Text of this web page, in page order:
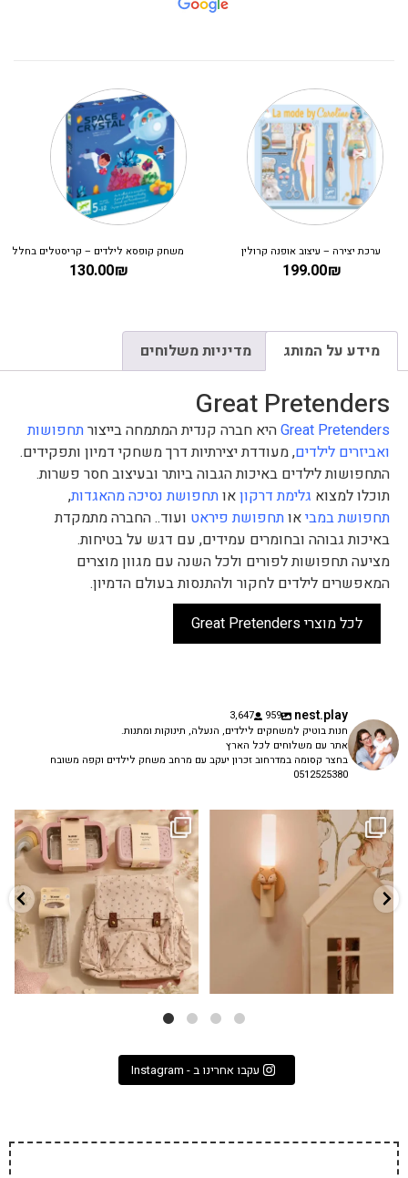
ערכת יצירה – עיצוב אופנה קרולין
199.00₪
משחק קופסא לילדים – קריסטלים בחלל
130.00₪
מידע על המותג מדיניות משלוחים
Great Pretenders
Great Pretendersהיא חברה קנדית המתמחה בייצורתחפושות
ואביזרים לילדים, מעודדת יצירתיות דרך משחקי דמיון ותפקידים.
התחפושות לילדים באיכות הגבוה ביותר ובעיצוב חסר פשרות.
תוכלו למצוא גלימת דרקוןאותחפושת נסיכה מהאגדות,
תחפושת במביאותחפושת פיראט ועוד.. החברה מתמקדת
באיכות גבוהה ובחומרים עמידים, עם דגש על בטיחות.
מציעה תחפושות לפורים ולכל השנה עם מגוון מוצרים
המאפשרים לילדים לחקור ולהתנסות בעולם הדמיון.
לכל מוצרי Great Pretenders
nest.play
959
3,647
חנות בוטיק למשחקים לילדים, הנעלה, תינוקות ומתנות.
אתר עם משלוחים לכל הארץ
בחצר קסומה במדרחוב זכרון יעקב עם מרחב משחק לילדים וקפה משובח
0512525380
✨ חוזרים למסגרת בסטייל! ✨
הקולקציה החדשה...
9 4
גם פריט עיצובי לחדר, גם מנורת לילה
...
3 0
עקבו אחרינו ב - Instagram